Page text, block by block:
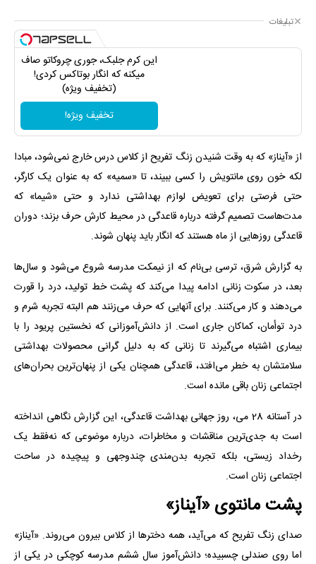
تبلیغات
این کرم جلبک، جوری چروکاتو صاف
میکنه که انگار بوتاکس کردی!
(تخفیف ویژه)
تخفیف ویژه!
از «آیناز» که به وقت شنیدن زنگ تفریح از کلاس درس خارج نمی‌شود، مبادا
لکه خون روی مانتویش را کسی ببیند، تا «سمیه» که به عنوان یک کارگر،
حتی فرصتی برای تعویض لوازم بهداشتی ندارد و حتی «شیما» که
مدت‌هاست تصمیم گرفته درباره قاعدگی در محیط کارش حرف بزند؛ دوران
قاعدگی روزهایی از ماه هستند که انگار باید پنهان شوند.
به گزارش شرق، ترسی بی‌نام که از نیمکت مدرسه شروع می‌شود و سال‌ها
بعد، در سکوت زنانی ادامه پیدا می‌کند که پشت خط تولید، درد را قورت
می‌دهند و کار می‌کنند. برای آنهایی که حرف می‌زنند هم البته تجربه شرم و
درد توأمان، کماکان جاری است. از دانش‌آموزانی که نخستین پریود را با
بیماری اشتباه می‌گیرند تا زنانی که به دلیل گرانی محصولات بهداشتی
سلامتشان به خطر می‌افتد، قاعدگی همچنان یکی از پنهان‌ترین بحران‌های
اجتماعی زنان باقی مانده است.
در آستانه 28 می، روز جهانی بهداشت قاعدگی، این گزارش نگاهی انداخته
است به جدی‌ترین مناقشات و مخاطرات، درباره موضوعی که نه‌فقط یک
رخداد زیستی، بلکه تجربه بدن‌مندی چندوجهی و پیچیده‌ در ساحت
اجتماعی زنان است.
پشت مانتوی «آیناز»
صدای زنگ تفریح که می‌آید، همه دخترها از کلاس بیرون می‌روند. «آیناز»
اما روی صندلی‌ چسبیده؛ دانش‌آموز سال ششم مدرسه کوچکی در یکی از